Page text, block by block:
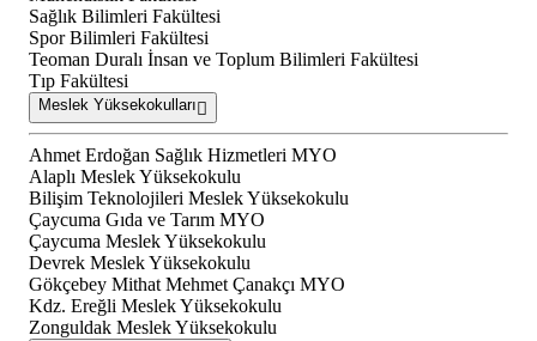
Sağlık Bilimleri Fakültesi
Spor Bilimleri Fakültesi
Teoman Duralı İnsan ve Toplum Bilimleri Fakültesi
Tıp Fakültesi
Meslek Yüksekokulları
Ahmet Erdoğan Sağlık Hizmetleri MYO
Alaplı Meslek Yüksekokulu
Bilişim Teknolojileri Meslek Yüksekokulu
Çaycuma Gıda ve Tarım MYO
Çaycuma Meslek Yüksekokulu
Devrek Meslek Yüksekokulu
Gökçebey Mithat Mehmet Çanakçı MYO
Kdz. Ereğli Meslek Yüksekokulu
Zonguldak Meslek Yüksekokulu